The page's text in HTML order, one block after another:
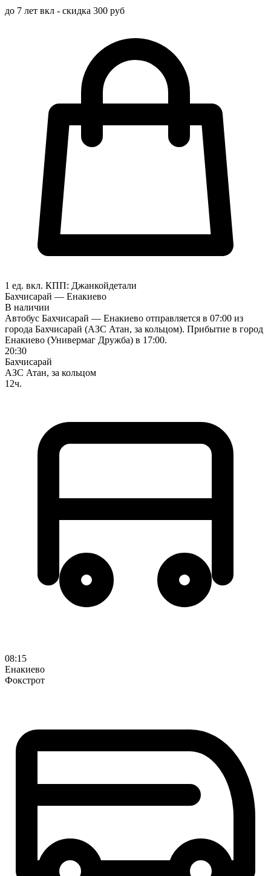
до 7 лет вкл - скидка 300 руб
1 ед. вкл. КПП: Джанкойдетали
Бахчисарай — Енакиево
В наличии
Автобус Бахчисарай — Енакиево отправляется в 07:00 из
города Бахчисарай (АЗС Атан, за кольцом). Прибытие в город
Енакиево (Универмаг Дружба) в 17:00.
20:30
Бахчисарай
АЗС Атан, за кольцом
12ч.
08:15
Енакиево
Фокстрот